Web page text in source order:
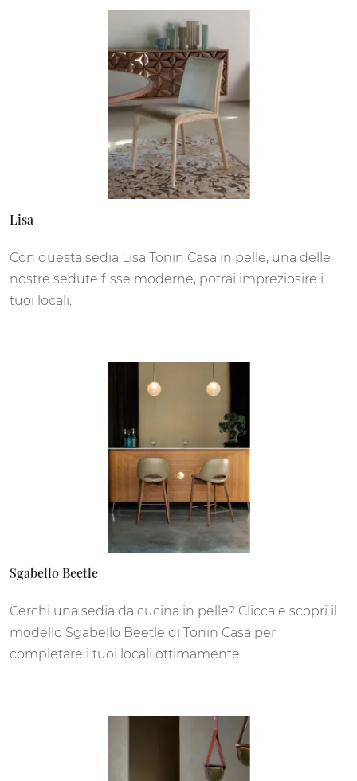
Lisa
Con questa sedia Lisa Tonin Casa in pelle, una delle
nostre sedute fisse moderne, potrai impreziosire i
tuoi locali.
Sgabello Beetle
Cerchi una sedia da cucina in pelle? Clicca e scopri il
modello Sgabello Beetle di Tonin Casa per
completare i tuoi locali ottimamente.